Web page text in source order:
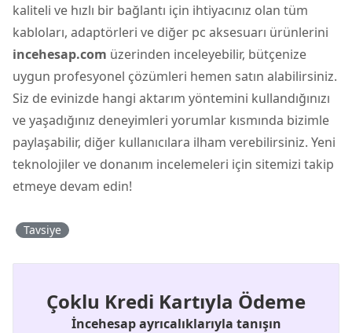
kaliteli ve hızlı bir bağlantı için ihtiyacınız olan tüm
kabloları, adaptörleri ve diğer pc aksesuarı ürünlerini
incehesap.com üzerinden inceleyebilir, bütçenize
uygun profesyonel çözümleri hemen satın alabilirsiniz.
Siz de evinizde hangi aktarım yöntemini kullandığınızı
ve yaşadığınız deneyimleri yorumlar kısmında bizimle
paylaşabilir, diğer kullanıcılara ilham verebilirsiniz. Yeni
teknolojiler ve donanım incelemeleri için sitemizi takip
etmeye devam edin!
Tavsiye
Çoklu Kredi Kartıyla Ödeme
İncehesap ayrıcalıklarıyla tanışın